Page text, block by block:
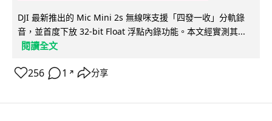
DJI 最新推出的 Mic Mini 2s 無線咪支援「四發一收」分軌錄
音，並首度下放 32-bit Float 浮點內錄功能。本文經實測其...
閱讀全文
256 1 ↗ 分享